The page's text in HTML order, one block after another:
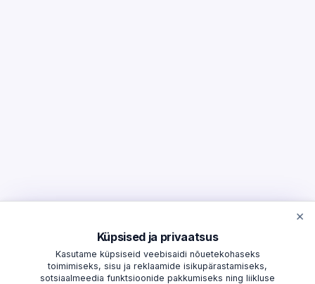
×
Küpsised ja privaatsus
Kasutame küpsiseid veebisaidi nõuetekohaseks
toimimiseks, sisu ja reklaamide isikupärastamiseks,
sotsiaalmeedia funktsioonide pakkumiseks ning liikluse